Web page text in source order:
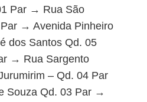
Par → Rua São
→ Avenida Pinheiro
dos Santos Qd. 05
→ Rua Sargento
– Qd. 04 Par
Souza Qd. 03 Par →